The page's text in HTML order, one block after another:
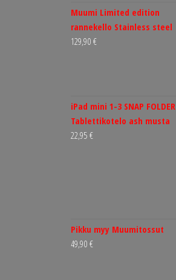
Muumi Limited edition
rannekello Stainless steel
129,90 €
iPad mini 1-3 SNAP FOLDER
Tablettikotelo ash musta
22,95 €
Pikku myy Muumitossut
49,90 €